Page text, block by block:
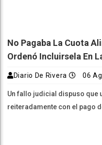
No Pagaba La Cuota
Ordenó Incluirsela En
Diario De Rivera 06
Un fallo judicial dispuso que
reiteradamente con el pago